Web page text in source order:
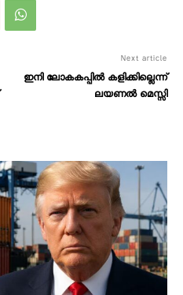
Next article
ഇനി ലോകകപ്പിൽ കളിക്കില്ലെന്ന്
ലയണൽ മെസ്സി